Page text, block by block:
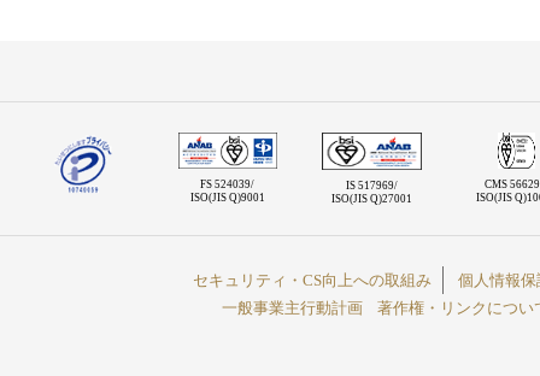
FS 524039/
ISO(JIS Q)9001
IS 517969/
ISO(JIS Q)27001
CMS
ISO(JIS
セキュリティ・CS向上への取組み
個人情報保
一般事業主行動計画
著作権・リンクについ